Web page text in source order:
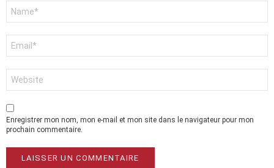
mail
*
web
Enregistrer mon nom, mon e-mail et mon site dans le navigateur pour mon
prochain commentaire.